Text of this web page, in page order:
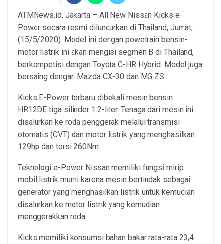
ATMNews.id, Jakarta – All New Nissan Kicks e-
Power secara resmi diluncurkan di Thailand, Jumat,
(15/5/2020). Model ini dengan powetrain bensin-
motor listrik ini akan mengisi segmen B di Thailand,
berkompetisi dengan Toyota C-HR Hybrid. Model juga
bersaing dengan Mazda CX-30 dan MG ZS.
Kicks E-Power terbaru dibekali mesin bensin
HR12DE tiga silinder 1.2-liter. Tenaga dari mesin ini
disalurkan ke roda penggerak melalui transmisi
otomatis (CVT) dan motor listrik yang menghasilkan
129hp dan torsi 260Nm.
Teknologi e-Power Nissan memiliki fungsi mirip
mobil listrik murni karena mesin bertindak sebagai
generator yang menghasilkan listrik untuk kemudian
disalurkan ke motor listrik yang kemudian
menggerakkan roda.
Kicks memiliki konsumsi bahan bakar rata-rata 23,4